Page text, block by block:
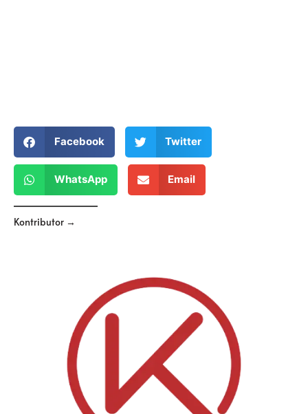
Facebook Twitter
WhatsApp Email
Kontributor →